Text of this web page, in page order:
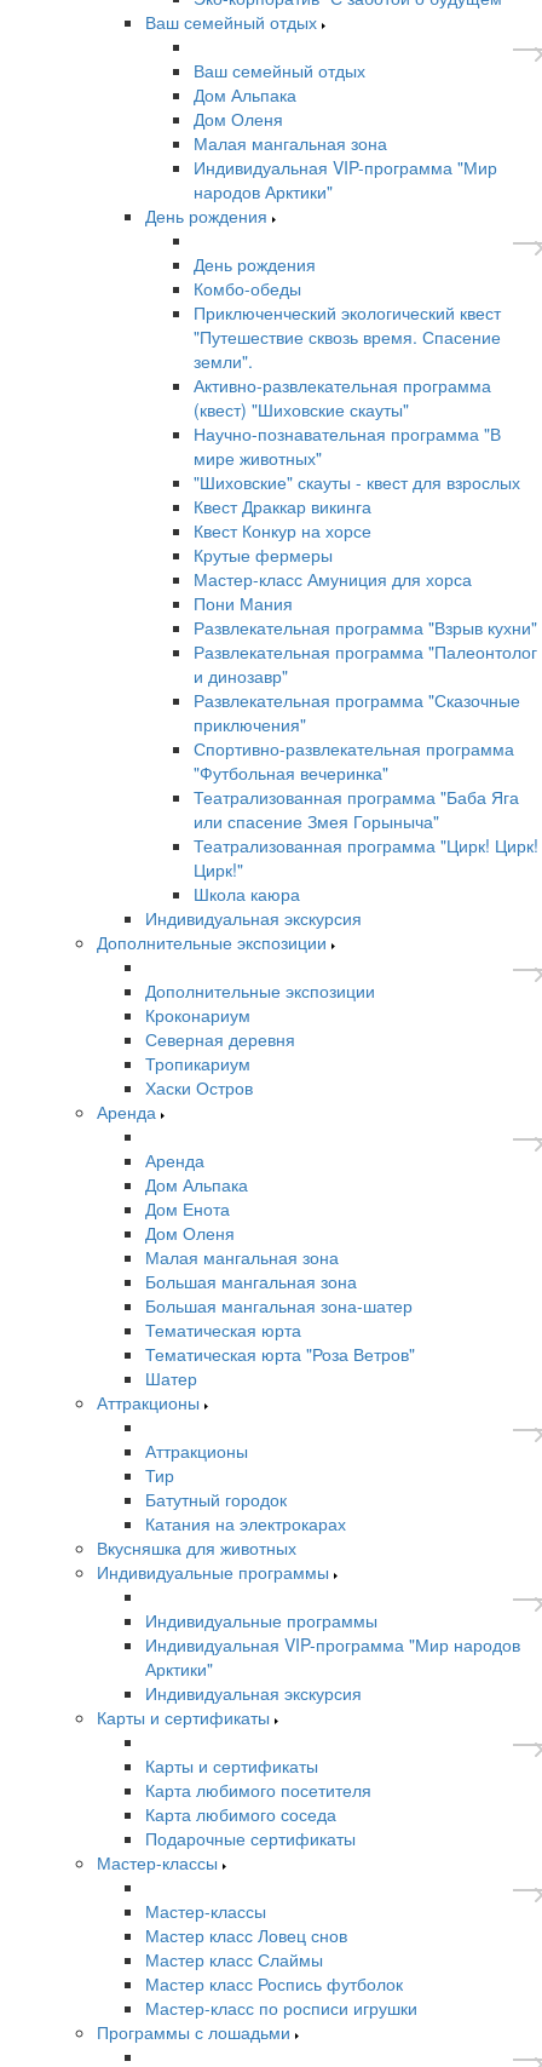
Ваш семейный отдых
Ваш семейный отдых
Дом Альпака
Дом Оленя
Малая мангальная зона
Индивидуальная VIP-программа "Мир
народов Арктики"
День рождения
День рождения
Комбо-обеды
Приключенческий экологический квест
"Путешествие сквозь время. Спасение
земли".
Активно-развлекательная программа
(квест) "Шиховские скауты"
Научно-познавательная программа "В
мире животных"
"Шиховские" скауты - квест для взрослых
Квест Драккар викинга
Квест Конкур на хорсе
Крутые фермеры
Мастер-класс Амуниция для хорса
Пони Мания
Развлекательная программа "Взрыв кухни"
Развлекательная программа "Палеонтолог
и динозавр"
Развлекательная программа "Сказочные
приключения"
Спортивно-развлекательная программа
"Футбольная вечеринка"
Театрализованная программа "Баба Яга
или спасение Змея Горыныча"
Театрализованная программа "Цирк! Цирк!
Цирк!"
Школа каюра
Индивидуальная экскурсия
Дополнительные экспозиции
Дополнительные экспозиции
Кроконариум
Северная деревня
Тропикариум
Хаски Остров
Аренда
Аренда
Дом Альпака
Дом Енота
Дом Оленя
Малая мангальная зона
Большая мангальная зона
Большая мангальная зона-шатер
Тематическая юрта
Тематическая юрта "Роза Ветров"
Шатер
Аттракционы
Аттракционы
Тир
Батутный городок
Катания на электрокарах
Вкусняшка для животных
Индивидуальные программы
Индивидуальные программы
Индивидуальная VIP-программа "Мир народов
Арктики"
Индивидуальная экскурсия
Карты и сертификаты
Карты и сертификаты
Карта любимого посетителя
Карта любимого соседа
Подарочные сертификаты
Мастер-классы
Мастер-классы
Мастер класс Ловец снов
Мастер класс Слаймы
Мастер класс Роспись футболок
Мастер-класс по росписи игрушки
Программы с лошадьми